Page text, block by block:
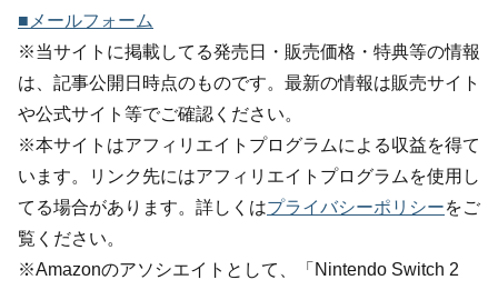
■メールフォーム
※当サイトに掲載してる発売日・販売価格・特典等の情報
は、記事公開日時点のものです。最新の情報は販売サイト
や公式サイト等でご確認ください。
※本サイトはアフィリエイトプログラムによる収益を得て
います。リンク先にはアフィリエイトプログラムを使用し
てる場合があります。詳しくはプライバシーポリシーをご
覧ください。
※Amazonのアソシエイトとして、「Nintendo Switch 2